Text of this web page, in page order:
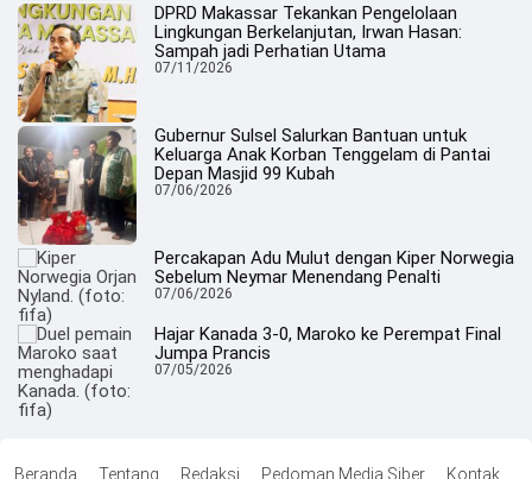
DPRD Makassar Tekankan Pengelolaan
Lingkungan Berkelanjutan, Irwan Hasan:
Sampah jadi Perhatian Utama
07/11/2026
Gubernur Sulsel Salurkan Bantuan untuk
Keluarga Anak Korban Tenggelam di Pantai
Depan Masjid 99 Kubah
07/06/2026
Percakapan Adu Mulut dengan Kiper Norwegia
Sebelum Neymar Menendang Penalti
07/06/2026
Hajar Kanada 3-0, Maroko ke Perempat Final
Jumpa Prancis
07/05/2026
Beranda Tentang Redaksi Pedoman Media Siber Kontak